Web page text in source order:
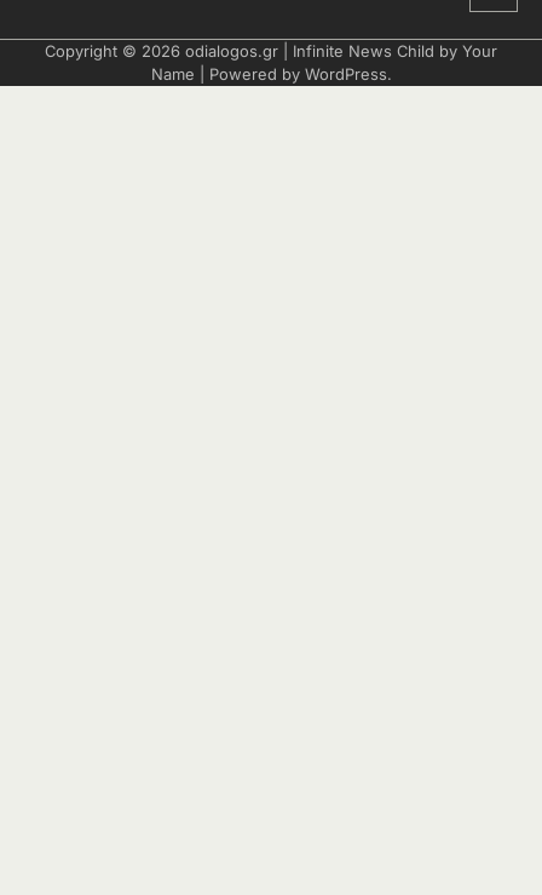
Copyright © 2026 odialogos.gr | Infinite News Child by Your
Name | Powered by WordPress.